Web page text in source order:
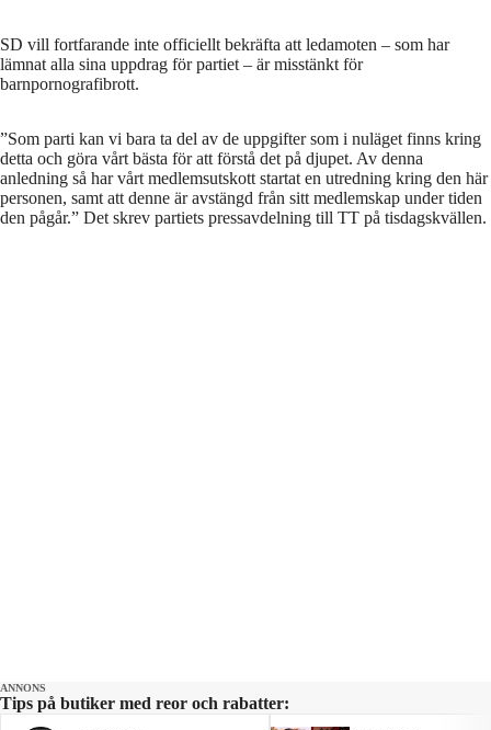
SD vill fortfarande inte officiellt bekräfta att ledamoten – som har
lämnat alla sina uppdrag för partiet – är misstänkt för
barnpornografibrott.
”Som parti kan vi bara ta del av de uppgifter som i nuläget finns kring
detta och göra vårt bästa för att förstå det på djupet. Av denna
anledning så har vårt medlemsutskott startat en utredning kring den här
personen, samt att denne är avstängd från sitt medlemskap under tiden
den pågår.” Det skrev partiets pressavdelning till TT på tisdagskvällen.
ANNONS
Tips på butiker med reor och rabatter: